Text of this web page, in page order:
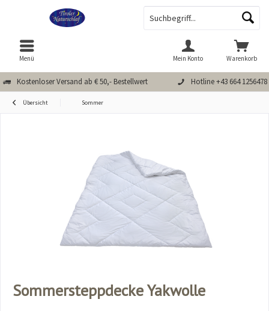
Kostenloser Versand ab € 50,- Bestellwert Hotline +43 664 1256478
Menü Warenkorb
Mein Konto
Übersicht Sommer
Sommersteppdecke Yakwolle